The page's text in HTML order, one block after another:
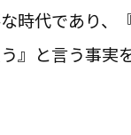
時代であり、
』と言う事実